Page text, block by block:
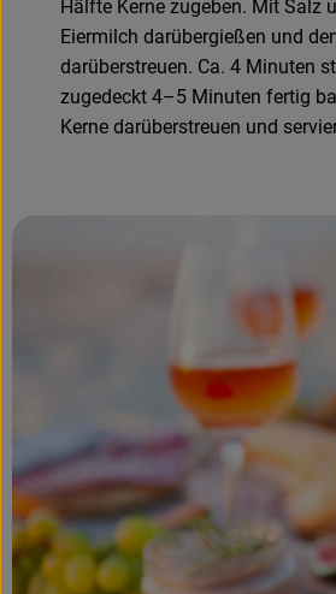
Hälfte Kerne zugeben. Mit Salz
Eiermilch darübergießen und
darüberstreuen. Ca. 4 Minuten
zugedeckt 4–5 Minuten fertig
Kerne darüberstreuen und